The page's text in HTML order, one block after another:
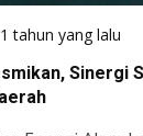
1 tahun yang lalu
Sinergi